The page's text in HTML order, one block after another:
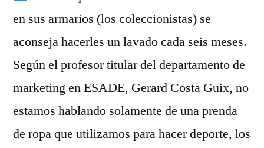
en sus armarios (los coleccionistas) se
aconseja hacerles un lavado cada seis meses.
Según el profesor titular del departamento de
marketing en ESADE, Gerard Costa Guix, no
estamos hablando solamente de una prenda
de ropa que utilizamos para hacer deporte, los